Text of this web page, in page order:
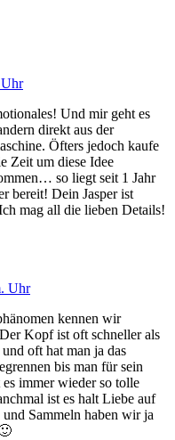
Und mir geht es
direkt aus der
Öfters jedoch kaufe
Zeit um diese Idee
so liegt seit 1 Jahr
bereit! Dein Jasper ist
mag all die lieben Details!
Uhr
kennen wir
Kopf ist oft schneller als
oft hat man ja das
bis man für sein
immer wieder so tolle
ist es halt Liebe auf
Sammeln haben wir ja